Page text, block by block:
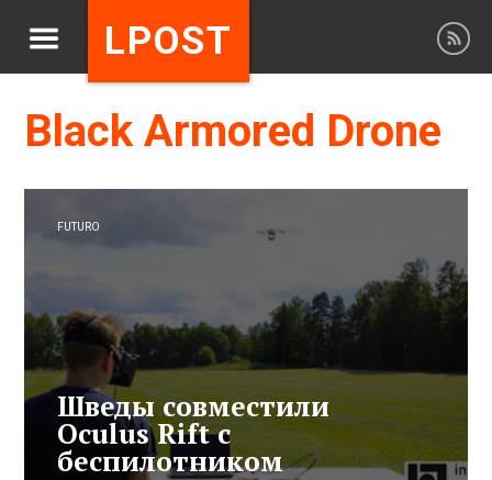
LPOST
Black Armored Drone
FUTURO
Шведы совместили
Oculus Rift с
беспилотником